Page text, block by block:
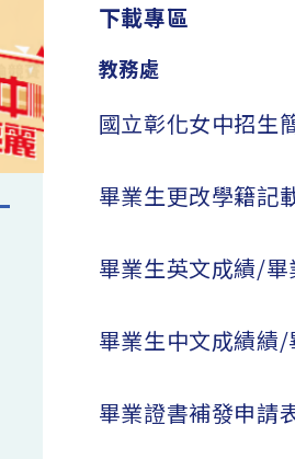
下載專區
教務處
國立彰化女中招生
畢業生更改學籍記
畢業生英文成績/畢
畢業生中文成績績/
畢業證書補發申請